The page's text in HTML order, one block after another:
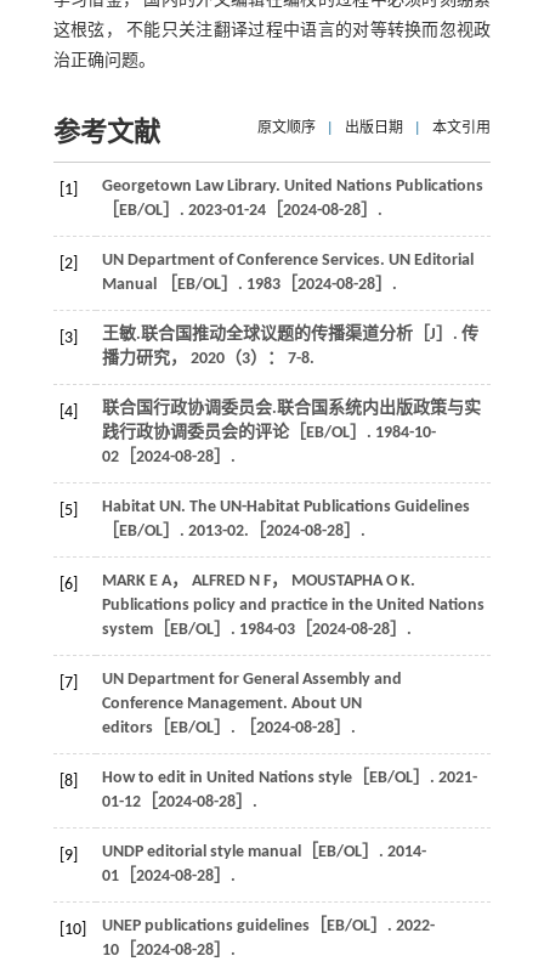
这根弦， 不能只关注翻译过程中语言的对等转换而忽视政
治正确问题。
参考文献 原文顺序 出版日期 本文引用
[1]
Georgetown Law Library. United Nations Publications
［EB/OL］. 2023-01-24［2024-08-28］.
[2]
UN Department of Conference Services. UN Editorial
Manual ［EB/OL］. 1983［2024-08-28］.
[3] 王敏.联合国推动全球议题的传播渠道分析［J］. 传
播力研究， 2020（3）： 7-8.
[4]
联合国行政协调委员会.联合国系统内出版政策与实
践行政协调委员会的评论［EB/OL］. 1984-10-
02［2024-08-28］.
[5] Habitat UN. The UN-Habitat Publications Guidelines
［EB/OL］. 2013-02.［2024-08-28］.
[6] MARK E A， ALFRED N F， MOUSTAPHA O K.
Publications policy and practice in the United Nations
system［EB/OL］. 1984-03［2024-08-28］.
[7]
UN Department for General Assembly and
Conference Management. About UN
editors［EB/OL］. ［2024-08-28］.
[8]
How to edit in United Nations style［EB/OL］. 2021-
01-12［2024-08-28］.
[9]
UNDP editorial style manual［EB/OL］. 2014-
01［2024-08-28］.
[10]
UNEP publications guidelines［EB/OL］. 2022-
10［2024-08-28］.